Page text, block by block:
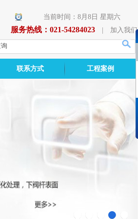
当前时间：8月8日 星期六
服务热线：021-54284023 加入我们
联系方式 工程案例